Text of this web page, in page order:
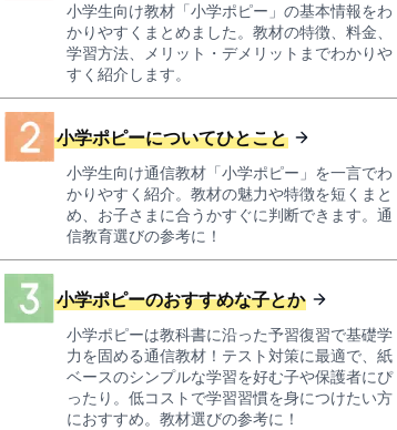
小学生向け教材「小学ポピー」の基本情報をわ
かりやすくまとめました。教材の特徴、料金、
学習方法、メリット・デメリットまでわかりや
すく紹介します。
小学ポピーについてひとこと
小学生向け通信教材「小学ポピー」を一言でわ
かりやすく紹介。教材の魅力や特徴を短くまと
め、お子さまに合うかすぐに判断できます。通
信教育選びの参考に！
小学ポピーのおすすめな子とか
小学ポピーは教科書に沿った予習復習で基礎学
力を固める通信教材！テスト対策に最適で、紙
ベースのシンプルな学習を好む子や保護者にぴ
ったり。低コストで学習習慣を身につけたい方
におすすめ。教材選びの参考に！